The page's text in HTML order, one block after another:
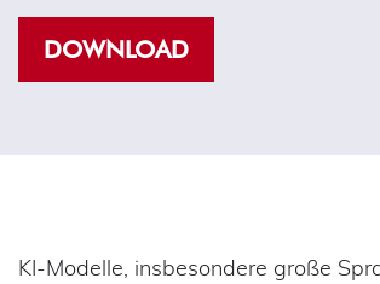
DOWNLOAD
KI-Modelle, insbesondere große